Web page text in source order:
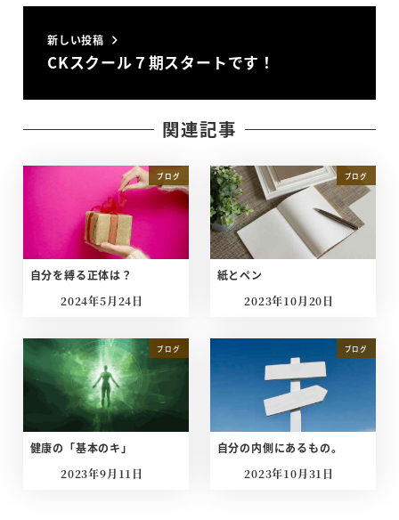
新しい投稿
CKスクール７期スタートです！
関連記事
ブログ
自分を縛る正体は？
投稿日
2024年5月24日
ブログ
紙とペン
投稿日
2023年10月20日
ブログ
健康の「基本のキ」
投稿日
2023年9月11日
ブログ
自分の内側にあるもの。
投稿日
2023年10月31日